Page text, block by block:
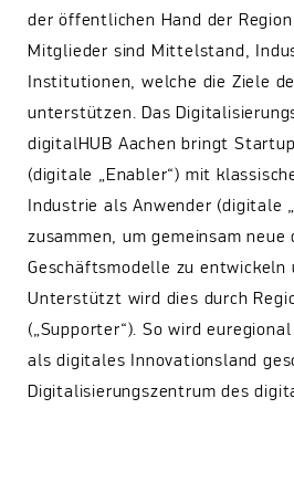
der öffentlichen Hand der Region
Mitglieder sind Mittelstand,
Institutionen, welche die Ziele
unterstützen. Das
digitalHUB Aachen bringt
(digitale „Enabler“) mit
Industrie als Anwender (digitale
zusammen, um gemeinsam neue
Geschäftsmodelle zu entwickeln
Unterstützt wird dies durch
(„Supporter“). So wird
als digitales Innovationsland
Digitalisierungszentrum des